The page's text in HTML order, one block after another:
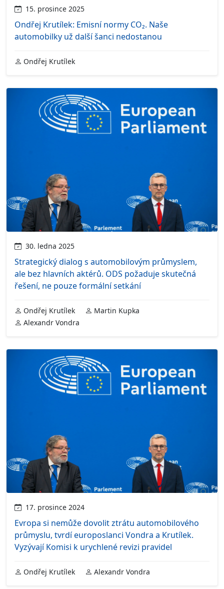
15. prosince 2025
Ondřej Krutílek: Emisní normy CO₂. Naše
automobilky už další šanci nedostanou
Ondřej Krutílek
30. ledna 2025
Strategický dialog s automobilovým průmyslem,
ale bez hlavních aktérů. ODS požaduje skutečná
řešení, ne pouze formální setkání
Ondřej Krutílek
Martin Kupka
Alexandr Vondra
17. prosince 2024
Evropa si nemůže dovolit ztrátu automobilového
průmyslu, tvrdí europoslanci Vondra a Krutílek.
Vyzývají Komisi k urychlené revizi pravidel
Ondřej Krutílek Alexandr Vondra